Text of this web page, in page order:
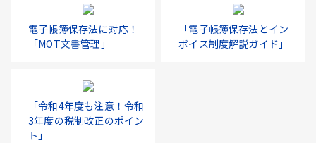
電子帳簿保存法に対応！
「MOT文書管理」
「電子帳簿保存法とイン
ボイス制度解説ガイド」
「令和4年度も注意！令和
3年度の税制改正のポイン
ト」